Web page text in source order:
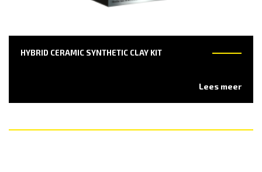
HYBRID CERAMIC SYNTHETIC CLAY KIT
Lees meer